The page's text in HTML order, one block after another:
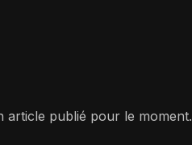
article publié pour le moment.